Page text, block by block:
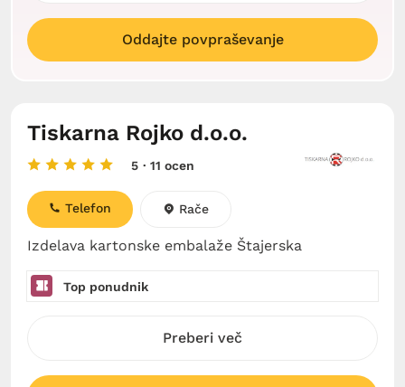
Oddajte povpraševanje
Tiskarna Rojko d.o.o.
5 · 11 ocen
Izdelava kartonske embalaže Štajerska
Telefon Rače
Top ponudnik
Preberi več